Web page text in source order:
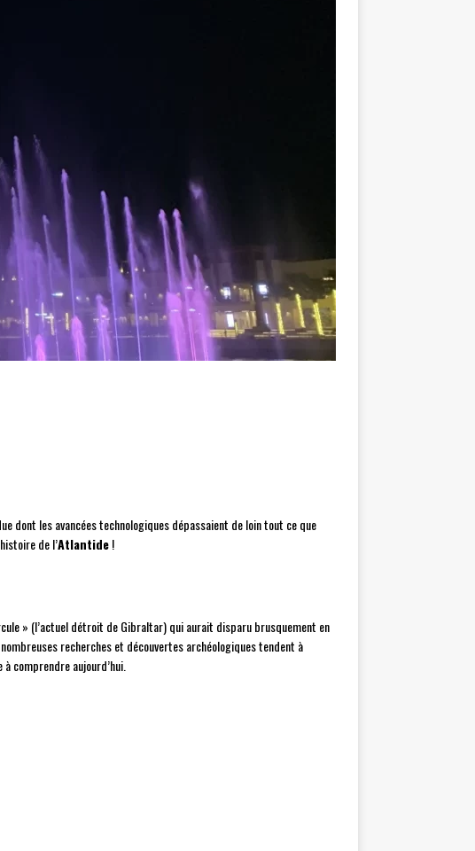
dont les avancées technologiques dépassaient de loin tout ce que
de l’Atlantide!
» (l’actuel détroit de Gibraltar) qui aurait disparu brusquement en
recherches et découvertes archéologiques tendent à
comprendre aujourd’hui.